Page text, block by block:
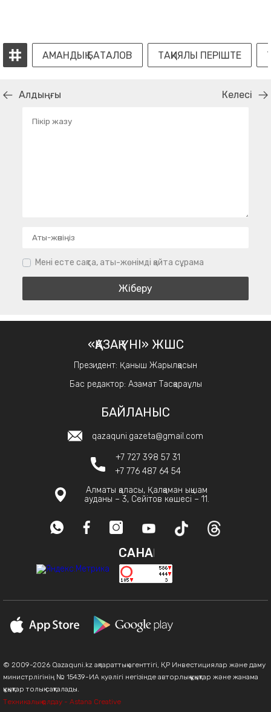
АМАНДЫҚ БАТАЛОВ ТАҚИЯЛЫ ПЕРІШТЕ
Алдыңғы Келесі
Мені есте сақта, аты-жөнімді қайта сұрама
«ҚАЗАҚ ҮНІ» ЖШС
Президент: Қаныш Жарылқасын
Бас редактор: Азамат Тасқараұлы
БАЙЛАНЫС
qazaquni.gazeta@gmail.com
+7 727 398 57 31
+7 776 487 64 54
Алматы қаласы, Қалқаман ықшам
ауданы – 3, Сейітов көшесі – 11.
САНАҚ
© 2009-2026 Qazaquni.kz ақпараттық агенттігі, ҚР Инвестициялар және даму
министрлігінің № 15439-ИА куәлігі негізінде авторлық құқықтар және жанама
құқықтар толық сақталады.
Техникалық қолдау - Astana Creative